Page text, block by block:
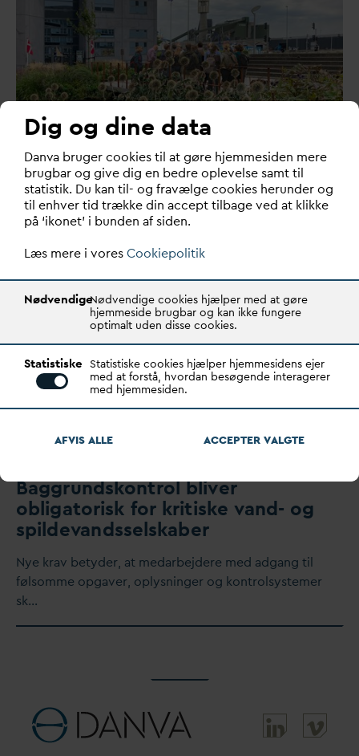
Nyt kursusforløb skal ruste
forsyningssektoren til fremtidens
krav
ansk Fjernvarme,DANVA og
Baggrundskontrol bliver
obligatorisk for kritiskevand- og
spildevandsselskaber
Nye krav betyder, at medarbejdere med adgang til
følsomme opgaver, oplysninger og kontrolsystemer
sk…
Dig og dine data
Danva bruger cookies til at gøre hjemmesiden mere
brugbar og give dig en bedre oplevelse samt til
statistik. Du kan til- og fravælge cookies herunder og
til enhver tid trække din accept tilbage ved at klikke
på ‘ikonet’ i bunden af siden.
Læs mere i voresCookiepolitik
NødvendigeNødvendige cookies hjælper med at gøre
hjemmeside brugbar og kan ikke fungere
optimalt uden disse cookies.
Statistiske Statistiske cookies hjælper hjemmesidens ejer
med at forstå, hvordan besøgende interagerer
med hjemmesiden.
AFVIS ALLE ACCEPTERVALGTE